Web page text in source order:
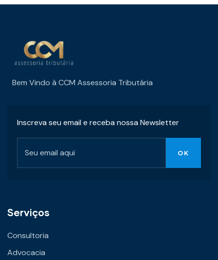
Bem Vindo à CCM Assessoria Tributária
Inscreva seu email e receba nossa Newsletter
Serviços
Consultoria
Advocacia